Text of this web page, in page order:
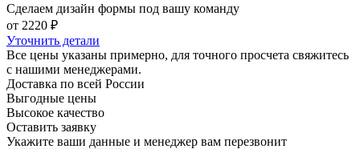
Сделаем дизайн формы под вашу команду
от 2220 ₽
Уточнить детали
Все цены указаны примерно, для точного просчета свяжитесь
с нашими менеджерами.
Доставка по всей России
Выгодные цены
Высокое качество
Оставить заявку
Укажите ваши данные и менеджер вам перезвонит